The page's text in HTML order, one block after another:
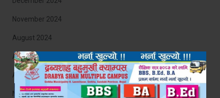
November 2024
August 2024
April 2024
August 2023
March 2023